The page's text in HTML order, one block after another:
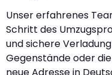
Unser erfahrenes
Schritt des
und sichere
Gegenstände oder